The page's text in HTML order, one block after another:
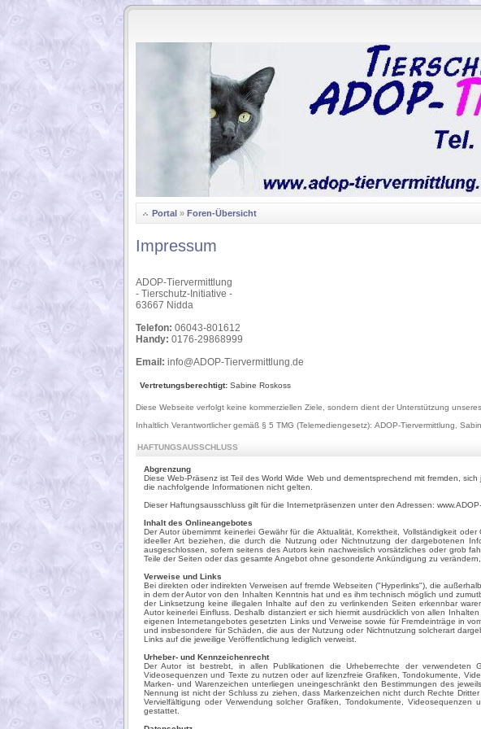
.
Portal » Foren-Übersicht
Impressum
ADOP-Tiervermittlung
- Tierschutz-Initiative -
63667 Nidda
Telefon: 06043-801612
Handy: 0176-29868999
Email: info@ADOP-Tiervermittlung.de
Vertretungsberechtigt: Sabine Roskoss
Diese Webseite verfolgt keine kommerziellen Ziele, sondern dient der Unterstützung
Inhaltlich Verantwortlicher gemäß § 5 TMG (Telemediengesetz): ADOP-Tiervermittlung,
HAFTUNGSAUSSCHLUSS
Abgrenzung
Diese Web-Präsenz ist Teil des World Wide Web und dementsprechend mit fremden,
die nachfolgende Informationen nicht gelten.
Dieser Haftungsausschluss gilt für die Internetpräsenzen unter den Adressen:
Inhalt des Onlineangebotes
Der Autor übernimmt keinerlei Gewähr für die Aktualität, Korrektheit, Vollständigkeit
ideeller Art beziehen, die durch die Nutzung oder Nichtnutzung der dargebotenen
ausgeschlossen, sofern seitens des Autors kein nachweislich vorsätzliches oder grob
Teile der Seiten oder das gesamte Angebot ohne gesonderte Ankündigung zu
Verweise und Links
Bei direkten oder indirekten Verweisen auf fremde Webseiten ("Hyperlinks"), die
in dem der Autor von den Inhalten Kenntnis hat und es ihm technisch möglich und
der Linksetzung keine illegalen Inhalte auf den zu verlinkenden Seiten erkennbar
Autor keinerlei Einfluss. Deshalb distanziert er sich hiermit ausdrücklich von allen
eigenen Internetangebotes gesetzten Links und Verweise sowie für Fremdeinträge in
und insbesondere für Schäden, die aus der Nutzung oder Nichtnutzung solcherart
Links auf die jeweilige Veröffentlichung lediglich verweist.
Urheber- und Kennzeichenrecht
Der Autor ist bestrebt, in allen Publikationen die Urheberrechte der verwendeten
Videosequenzen und Texte zu nutzen oder auf lizenzfreie Grafiken, Tondokumente,
Marken- und Warenzeichen unterliegen uneingeschränkt den Bestimmungen des
Nennung ist nicht der Schluss zu ziehen, dass Markenzeichen nicht durch Rechte
Vervielfältigung oder Verwendung solcher Grafiken, Tondokumente,
gestattet.